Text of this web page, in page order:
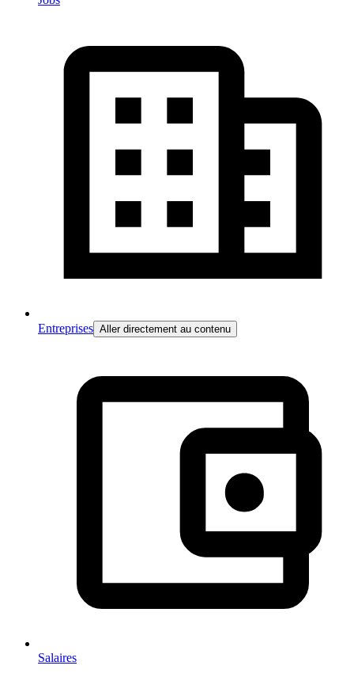
Entreprises Aller directement au contenu
Salaires